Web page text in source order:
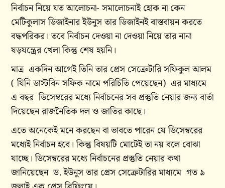
নির্বাচন নিয়ে যত আলোচনা- সমালোচনাই হোক না কেন
মেটিকুলাস ডিজাইনার ইউনুস তার ডিজাইনই বাস্তবায়ন করতে
বদ্ধপরিকর। তবে নির্বাচন দেওয়া না দেওয়া নিয়ে তার নানা
ষড়যন্ত্রের খেলা কিন্তু শেষ হয়নি।
মাত্র একদিন আগেই তিনি তার প্রেস সেক্রেটারি সফিকুল আলম
( যিনি ডাস্টবিন সফিক নামে পরিচিতি পেয়েছেন) এর মাধ্যমে
এ বছর ডিসেম্বরের মধ্যে নির্বাচনের সব প্রস্তুতি নেয়ার জন্য বার্তা
দিয়েছেন রাজনৈতিক দল ও জাতির কাছে।
এতে অনেকেই মনে করছেন বা ভাবতে পারেন যে ডিসেম্বরের
মধ্যেই নির্বাচন হবে। কিন্তু বিষয়টি মোটেই তা নয় বলে বোঝা
যাচ্ছে। ডিসেম্বরের মধ্যে নির্বাচনের প্রস্তুতি নেয়ার কথা
জানিয়েছেন ড. ইউনুস তার প্রেস সেক্রেটারির মাধ্যমে গত ৯